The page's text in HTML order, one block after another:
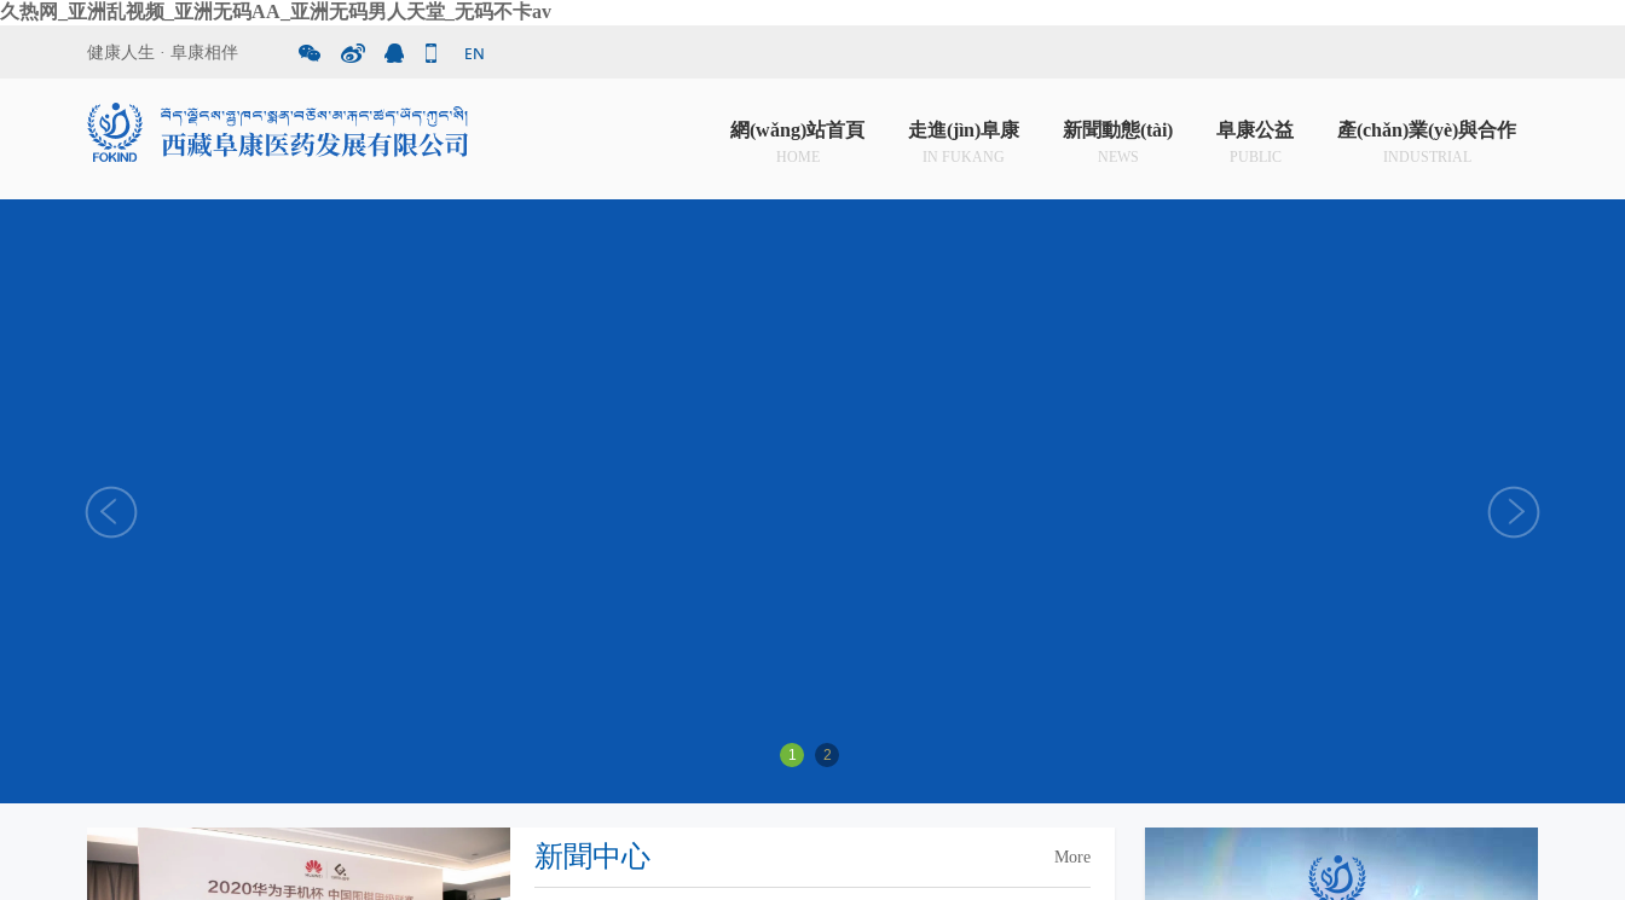
久热网_亚洲乱视频_亚洲无码AA_亚洲无码男人天堂_无码不卡av
健康人生 · 阜康相伴
網(wǎng)站首頁
HOME
走進(jìn)阜康
IN FUKANG
新聞動態(tài)
NEWS
阜康公益
PUBLIC
產(chǎn)業(yè)與合作
INDUSTRIAL
新聞中心 More